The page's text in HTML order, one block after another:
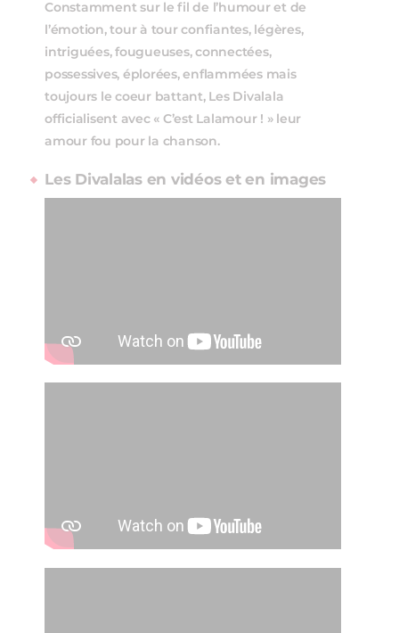
Constamment sur le fil de l’humour et de
l’émotion, tour à tour confiantes, légères,
intriguées, fougueuses, connectées,
possessives, éplorées, enflammées mais
toujours le coeur battant, Les Divalala
officialisent avec « C’est Lalamour ! » leur
amour fou pour la chanson.
Les Divalalas en vidéos et en images